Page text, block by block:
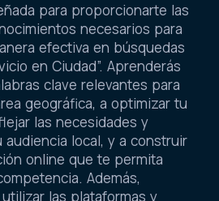
para proporcionarte las
necesarios para
efectiva en búsquedas
en Ciudad”. Aprenderás
clave relevantes para
geográfica, a optimizar tu
las necesidades y
local, y a construir
online que te permita
Además,
las plataformas y